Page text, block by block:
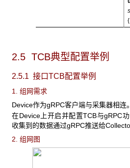
{
2.5 TCB典型配置举例
2.5.1 接口TCB配置举例
1. 组网需求
Device作为gRPC客户端与采集器相连
在Device上开启并配置TCB与gRPC
收集到的数据通过gRPC推送给
2. 组网图